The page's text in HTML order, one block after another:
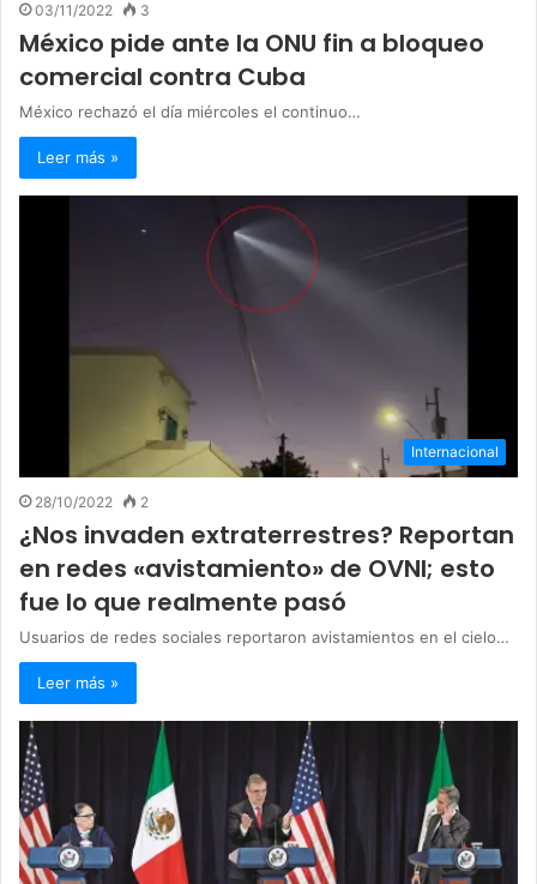
03/11/2022 3
México pide ante la ONU fin a bloqueo
comercial contra Cuba
México rechazó el día miércoles el continuo…
Leer más »
Internacional
28/10/2022 2
¿Nos invaden extraterrestres? Reportan
en redes «avistamiento» de OVNI; esto
fue lo que realmente pasó
Usuarios de redes sociales reportaron avistamientos en el cielo…
Leer más »